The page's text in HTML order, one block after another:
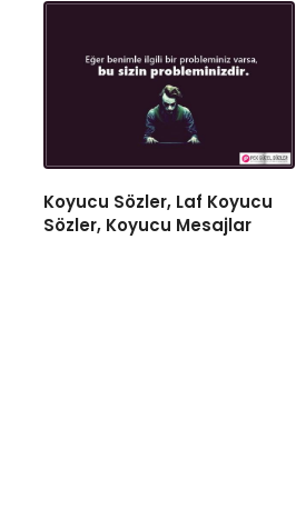
Koyucu Sözler, Laf Koyucu
Sözler, Koyucu Mesajlar